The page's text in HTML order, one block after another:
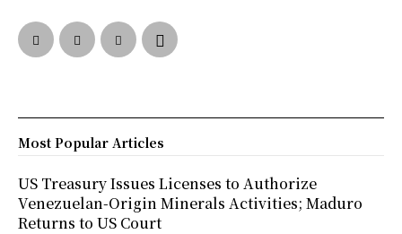
Most Popular Articles
US Treasury Issues Licenses to Authorize
Venezuelan-Origin Minerals Activities; Maduro
Returns to US Court